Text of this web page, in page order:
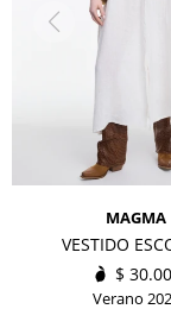
MAGMA
VESTIDO
$
Verano